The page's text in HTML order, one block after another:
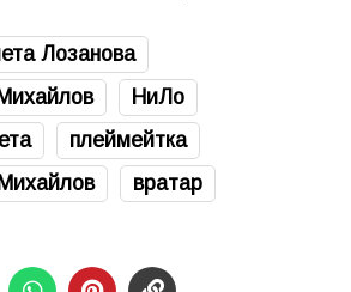
Лозанова
НиЛо
плеймейтка
вратар